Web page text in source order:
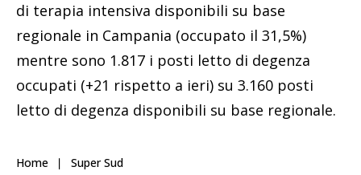
di terapia intensiva disponibili su base
regionale in Campania (occupato il 31,5%)
mentre sono 1.817 i posti letto di degenza
occupati (+21 rispetto a ieri) su 3.160 posti
letto di degenza disponibili su base regionale.
Home Super Sud